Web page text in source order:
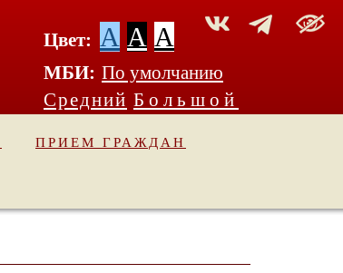
Цвет: A A A
МБИ: По умолчанию
Средний Большой
ПРИЕМ ГРАЖДАН